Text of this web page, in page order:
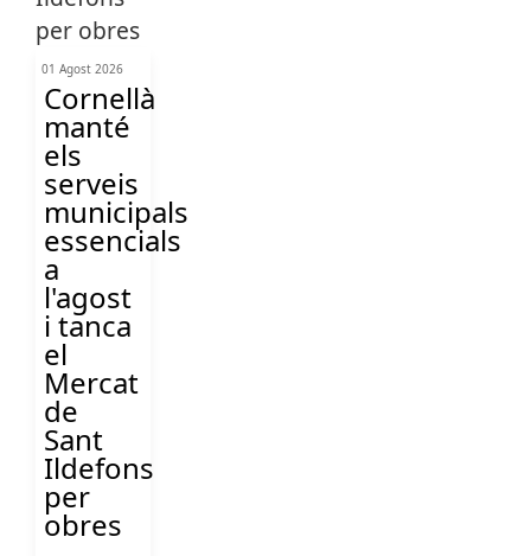
01 Agost 2026
Cornellà
manté
els
serveis
municipals
essencials
a
l'agost
i tanca
el
Mercat
de
Sant
Ildefons
per
obres